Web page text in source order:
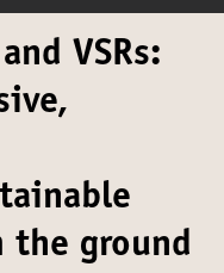
VSRs:
the ground